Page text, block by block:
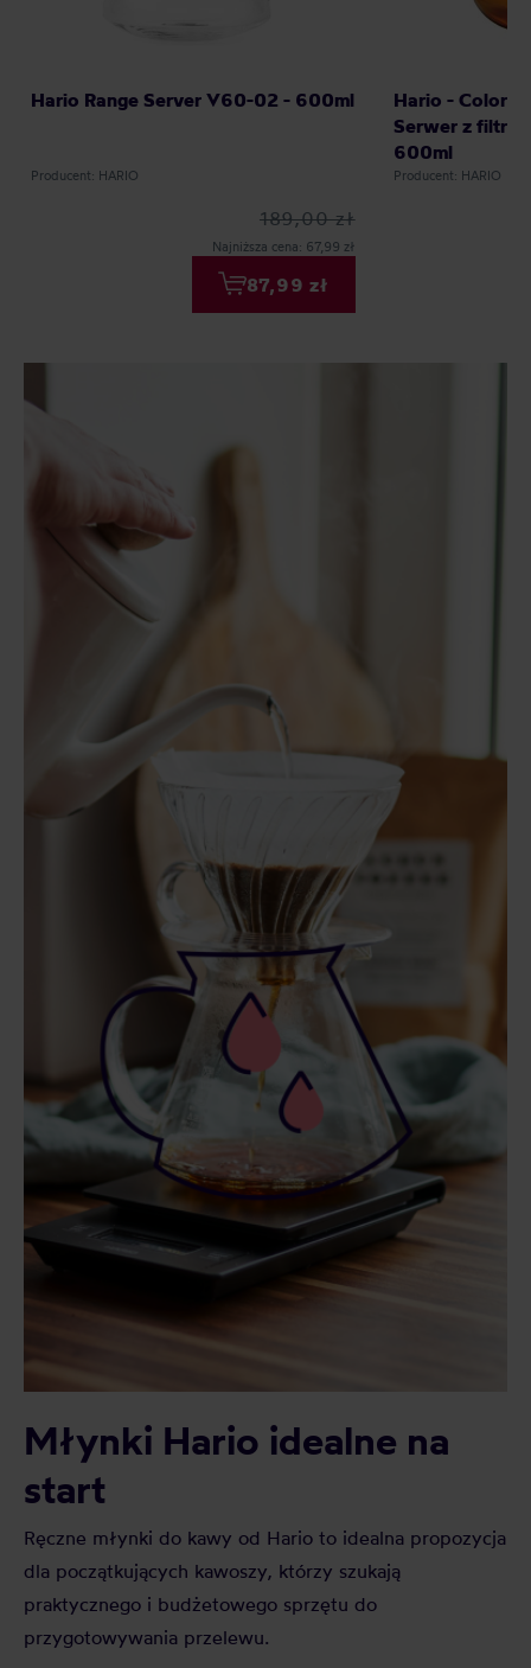
Hario Range Server V60-02 - 600ml
Producent: HARIO
189,00 zł
Najniższa cena: 67,99 zł
87,99 zł
Hario - Colors
Serwer z
600ml
Producent: HARIO
Młynki Hario idealne na
start
Ręczne młynki do kawy od Hario to idealna propozycja
dla początkujących kawoszy, którzy szukają
praktycznego i budżetowego sprzętu do
przygotowywania przelewu.